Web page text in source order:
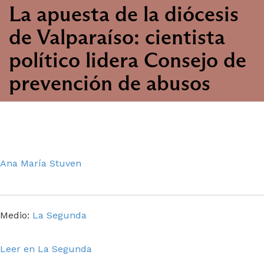
La apuesta de la diócesis
de Valparaíso: cientista
político lidera Consejo de
prevención de abusos
Ana María Stuven
Medio: La Segunda
Leer en La Segunda